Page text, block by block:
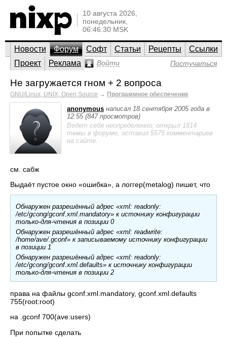
10 августа 2026,
понедельник,
06:46:30 MSK
Новости Форум Софт Статьи Рецепты
Ссылки
Проект
Реклама Войти Постучаться
Не загружается гном + 2 вопроса
GNU/Linux, UNIX, Open Source → Программное обеспечение
anonymous написал 18 сентября 2005 года в
12:55 (847 просмотров)
Ведет себя неопределенно; открыл 1814
темы в форуме, оставил 5575 комментариев
на сайте.
см. сабж
Выдаёт пустое окно «ошибка», а логгер(metalog) пишет, что
Oбнаружен разрешённый адрес «xml: readonly:
/etc/gcong/gconf.xml.mandatory» к источнику конфигурации
только-для-чтения в позиции 0
Oбнаружен разрешённый адрес «xml: readwrite:
/home/ave/.gconf» к записываемому источнику конфигурации
в позиции 1
Обнаружен разрешённый адрес «xml: readonly:
/etc/gcong/gconf.xml.defaults» к источнику конфигурации
только-для-чтения в позиции 2
права на файлы gconf.xml.mandatory, gconf.xml.defaults
755(root:root)
на .gconf 700(ave:users)
При попытке сделать